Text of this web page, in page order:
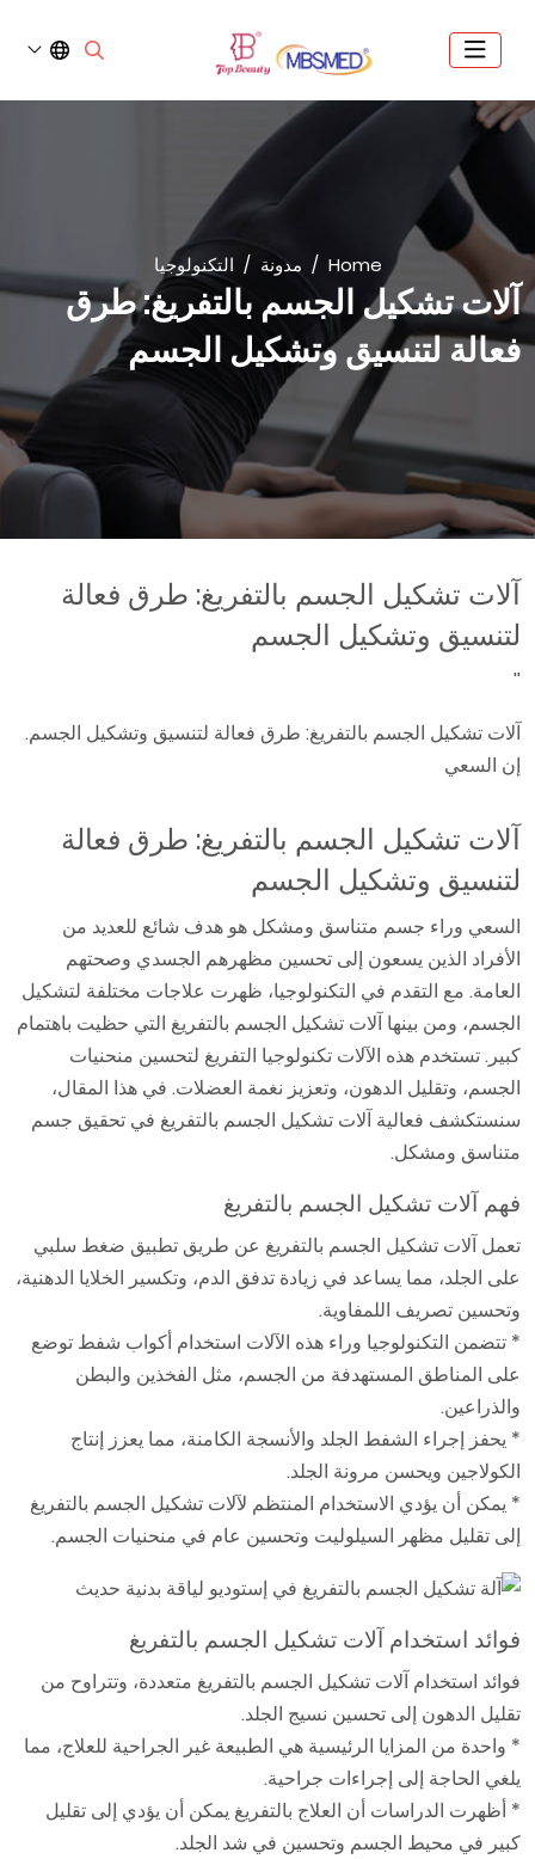
Home مدونة التكنولوجيا
آلات تشكيل الجسم بالتفريغ: طرق
فعالة لتنسيق وتشكيل الجسم
آلات تشكيل الجسم بالتفريغ: طرق فعالة
لتنسيق وتشكيل الجسم
''
آلات تشكيل الجسم بالتفريغ: طرق فعالة لتنسيق وتشكيل الجسم.
إن السعي
آلات تشكيل الجسم بالتفريغ: طرق فعالة
لتنسيق وتشكيل الجسم
السعي وراء جسم متناسق ومشكل هو هدف شائع للعديد من
الأفراد الذين يسعون إلى تحسين مظهرهم الجسدي وصحتهم
العامة. مع التقدم في التكنولوجيا، ظهرت علاجات مختلفة لتشكيل
الجسم، ومن بينها آلات تشكيل الجسم بالتفريغ التي حظيت باهتمام
كبير. تستخدم هذه الآلات تكنولوجيا التفريغ لتحسين منحنيات
الجسم، وتقليل الدهون، وتعزيز نغمة العضلات. في هذا المقال،
سنستكشف فعالية آلات تشكيل الجسم بالتفريغ في تحقيق جسم
متناسق ومشكل.
فهم آلات تشكيل الجسم بالتفريغ
تعمل آلات تشكيل الجسم بالتفريغ عن طريق تطبيق ضغط سلبي
على الجلد، مما يساعد في زيادة تدفق الدم، وتكسير الخلايا الدهنية،
وتحسين تصريف اللمفاوية.
* تتضمن التكنولوجيا وراء هذه الآلات استخدام أكواب شفط توضع
على المناطق المستهدفة من الجسم، مثل الفخذين والبطن
والذراعين.
* يحفز إجراء الشفط الجلد والأنسجة الكامنة، مما يعزز إنتاج
الكولاجين ويحسن مرونة الجلد.
* يمكن أن يؤدي الاستخدام المنتظم لآلات تشكيل الجسم بالتفريغ
إلى تقليل مظهر السيلوليت وتحسين عام في منحنيات الجسم.
فوائد استخدام آلات تشكيل الجسم بالتفريغ
فوائد استخدام آلات تشكيل الجسم بالتفريغ متعددة، وتتراوح من
تقليل الدهون إلى تحسين نسيج الجلد.
* واحدة من المزايا الرئيسية هي الطبيعة غير الجراحية للعلاج، مما
يلغي الحاجة إلى إجراءات جراحية.
* أظهرت الدراسات أن العلاج بالتفريغ يمكن أن يؤدي إلى تقليل
كبير في محيط الجسم وتحسين في شد الجلد.